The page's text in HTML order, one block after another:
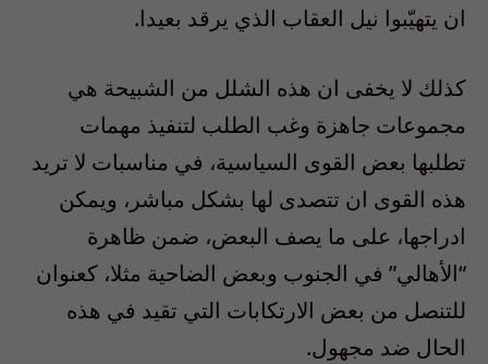
ان يتهيّبوا نيل العقاب الذي يرقد بعيدا.
كذلك لا يخفى ان هذه الشلل من الشبيحة هي
مجموعات جاهزة وغب الطلب لتنفيذ مهمات
تطلبها بعض القوى السياسية، في مناسبات لا تريد
هذه القوى ان تتصدى لها بشكل مباشر، ويمكن
ادراجها، على ما يصف البعض، ضمن ظاهرة
“الأهالي” في الجنوب وبعض الضاحية مثلا، كعنوان
للتنصل من بعض الارتكابات التي تقيد في هذه
الحال ضد مجهول.